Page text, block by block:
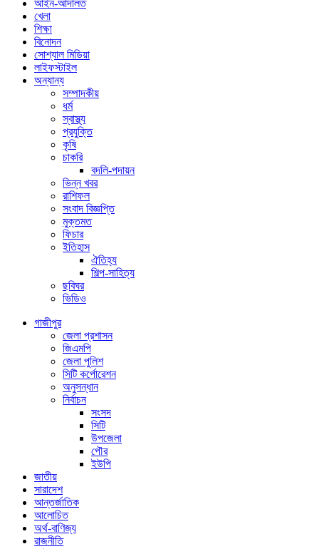
আইন-আদালত
খেলা
শিক্ষা
বিনোদন
সোশ্যাল মিডিয়া
লাইফস্টাইল
অন্যান্য
সম্পাদকীয়
ধর্ম
স্বাস্থ্য
প্রযুক্তি
কৃষি
চাকরি
বদলি-পদায়ন
ভিন্ন খবর
রাশিফল
সংবাদ বিজ্ঞপ্তি
মুক্তমত
ফিচার
ইতিহাস
ঐতিহ্য
শিল্প-সাহিত্য
ছবিঘর
ভিডিও
গাজীপুর
জেলা প্রশাসন
জিএমপি
জেলা পুলিশ
সিটি কর্পোরেশন
অনুসন্ধান
নির্বাচন
সংসদ
সিটি
উপজেলা
পৌর
ইউপি
জাতীয়
সারাদেশ
আন্তর্জাতিক
আলোচিত
অর্থ-বাণিজ্য
রাজনীতি